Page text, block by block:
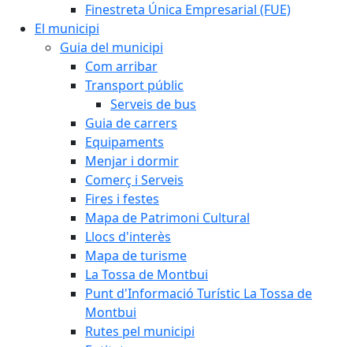
Finestreta Única Empresarial (FUE)
El municipi
Guia del municipi
Com arribar
Transport públic
Serveis de bus
Guia de carrers
Equipaments
Menjar i dormir
Comerç i Serveis
Fires i festes
Mapa de Patrimoni Cultural
Llocs d'interès
Mapa de turisme
La Tossa de Montbui
Punt d'Informació Turístic La Tossa de
Montbui
Rutes pel municipi